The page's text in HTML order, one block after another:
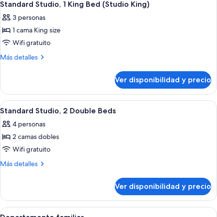
camas
Studio)
todas
las
fotos
de
Standard
King
Bed
(Studio
King)
5
Standard Studio, 1 King Bed (Studio King)
3 personas
1 cama King size
Wifi gratuito
Más detalles
Más
Studio,
King
(Studio
King)
Ver disponibilidad y precio
Ver
todas
las
fotos
de
Standard
Double
Beds
Una habitación de hotel con dos
16
Standard Studio, 2 Double Beds
4 personas
2 camas dobles
Wifi gratuito
Más detalles
Más
Studio,
Ver disponibilidad y precio
Ver Tabla de planchar con plancha, wifi